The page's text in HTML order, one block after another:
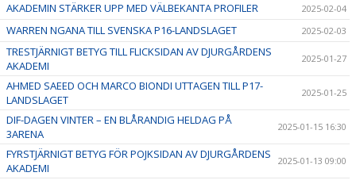
AKADEMIN STÄRKER UPP MED VÄLBEKANTA PROFILER 2025-02-04
WARREN NGANA TILL SVENSKA P16-LANDSLAGET 2025-02-03
TRESTJÄRNIGT BETYG TILL FLICKSIDAN AV DJURGÅRDENS
AKADEMI
2025-01-27
AHMED SAEED OCH MARCO BIONDI UTTAGEN TILL P17-
LANDSLAGET
2025-01-25
DIF-DAGEN VINTER – EN BLÅRANDIG HELDAG PÅ
3ARENA
2025-01-15 16:30
FYRSTJÄRNIGT BETYG FÖR POJKSIDAN AV DJURGÅRDENS
AKADEMI
2025-01-13 09:00